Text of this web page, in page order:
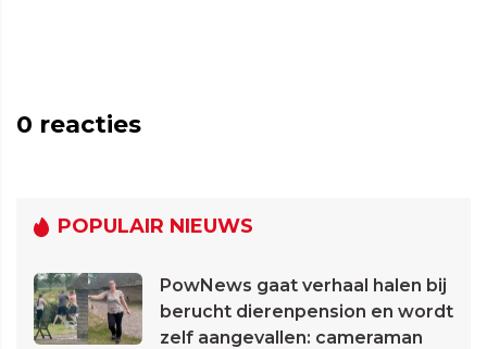
0 reacties
POPULAIR NIEUWS
PowNews gaat verhaal halen bij
berucht dierenpension en wordt
zelf aangevallen: cameraman